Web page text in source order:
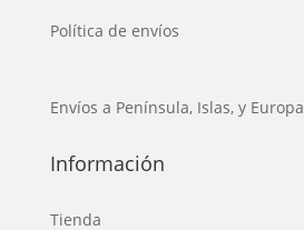
Política de envíos
Envíos a Península, Islas, y Europa
Información
Tienda